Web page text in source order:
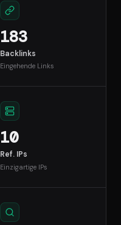
183
Backlinks
Eingehende Links
10
Ref. IPs
Einzigartige IPs